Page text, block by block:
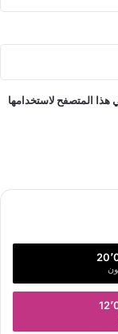
هذا المتصفح لاستخدامها